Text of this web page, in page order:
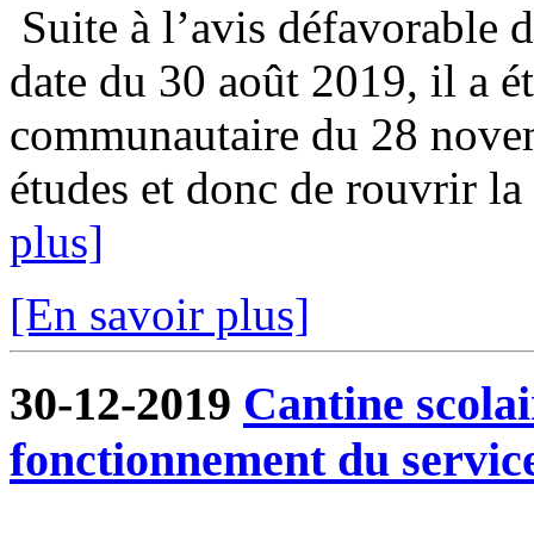
Suite à l’avis défavorable
date du 30 août 2019, il a
communautaire du 28
études et donc de rouvrir
plus]
[En savoir plus]
30-12-2019 Cantine
fonctionnement du